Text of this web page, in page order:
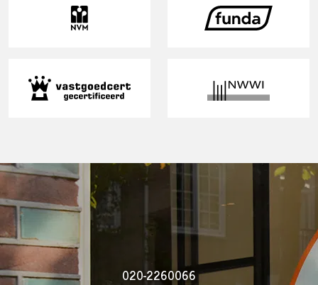
020-2260066